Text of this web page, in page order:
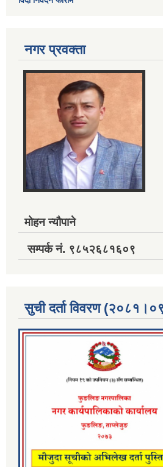
नगर प्रवक्ता
मोहन न्यौपाने
सम्पर्क नं. ९८५२६८१६०९
सुची दर्ता विवरण